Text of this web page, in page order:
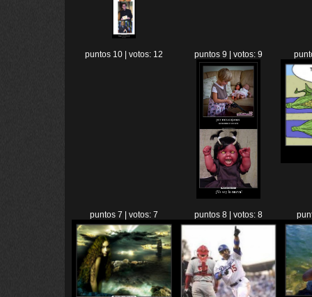
puntos 10 | votos: 12 puntos 9 | votos: 9
puntos 7 | votos: 7 puntos 8 | votos: 8